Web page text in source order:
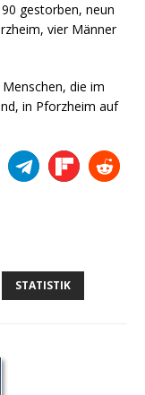
gestorben, neun
vier Männer
die im
in Pforzheim auf
STATISTIK